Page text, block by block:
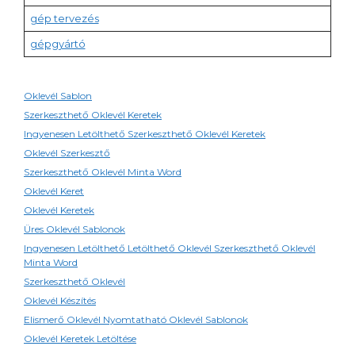
gép tervezés
gépgyártó
Oklevél Sablon
Szerkeszthető Oklevél Keretek
Ingyenesen Letölthető Szerkeszthető Oklevél Keretek
Oklevél Szerkesztő
Szerkeszthető Oklevél Minta Word
Oklevél Keret
Oklevél Keretek
Üres Oklevél Sablonok
Ingyenesen Letölthető Letölthető Oklevél Szerkeszthető Oklevél
Minta Word
Szerkeszthető Oklevél
Oklevél Készítés
Elismerő Oklevél Nyomtatható Oklevél Sablonok
Oklevél Keretek Letöltése